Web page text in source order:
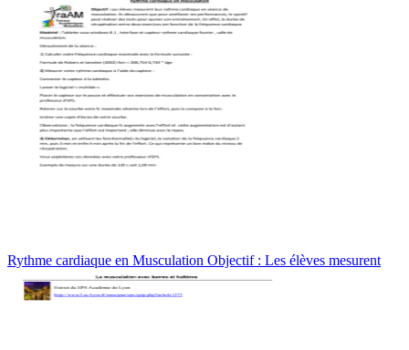
Rythme cardiaque en Musculation Objectif : Les élèves mesurent